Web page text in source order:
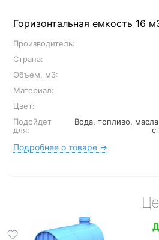
Горизонтальная емкость 16
Производитель:
Страна:
Объем, м3:
Материал:
Цвет:
Подойдет
для:
Вода, топливо,
Подробнее о товаре →